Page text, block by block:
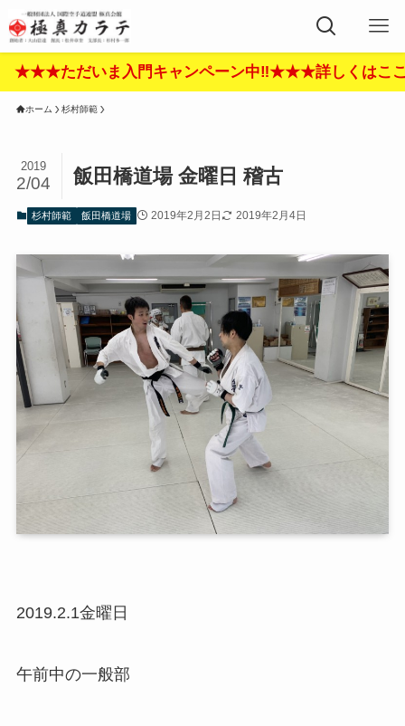
いま入門キャンペーン中‼︎★★★詳しくはここをク
ホーム 杉村師範
飯田橋道場 金曜日 稽古
2019
2/04
杉村師範 飯田橋道場 2019年2月2日 2019年2月4日
2019.2.1金曜日
午前中の一般部